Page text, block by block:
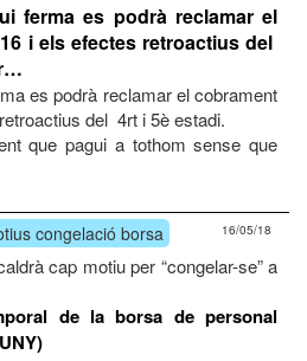
ferma es podrà reclamar el
i els efectes retroactius del
es podrà reclamar el cobrament
del 4rt i 5è estadi.
que pagui a tothom sense que
congelació borsa 16/05/18
cap motiu per “congelar-se” a
de la borsa de personal